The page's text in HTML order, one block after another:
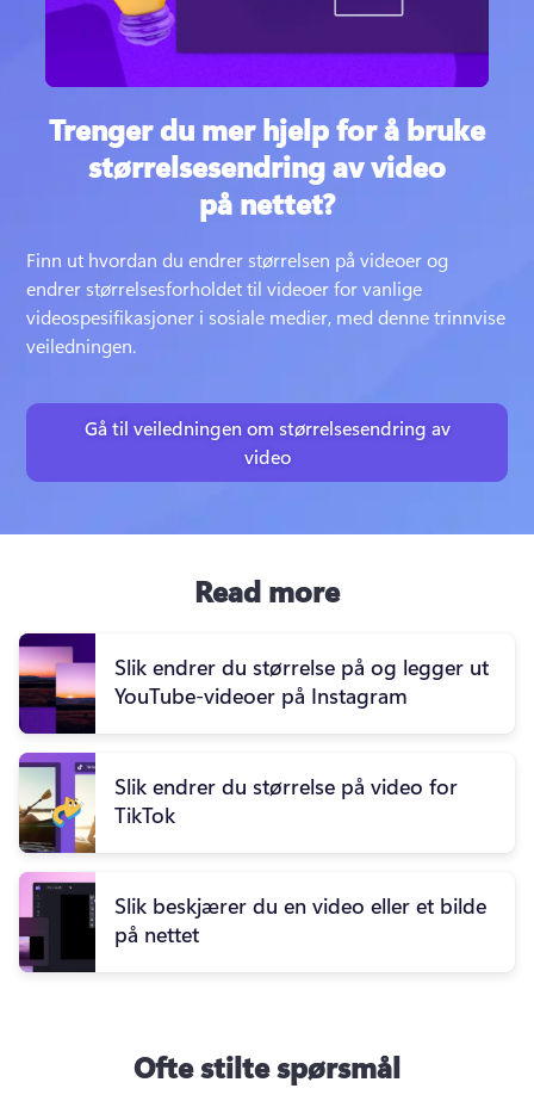
Trenger du mer hjelp for å bruke
størrelsesendring av video
på nettet?
Finn ut hvordan du endrer størrelsen på videoer og
endrer størrelsesforholdet til videoer for vanlige
videospesifikasjoner i sosiale medier, med denne trinnvise
veiledningen.
Gå til veiledningen om størrelsesendring av
video
Read more
Slik endrer du størrelse på og legger ut
YouTube-videoer på Instagram
Slik endrer du størrelse på video for
TikTok
Slik beskjærer du en video eller et bilde
på nettet
Ofte stilte spørsmål